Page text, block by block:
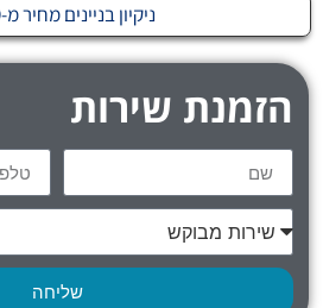
ניקיון בניינים מחיר מ-₪699
הזמנת שירות
שליחה